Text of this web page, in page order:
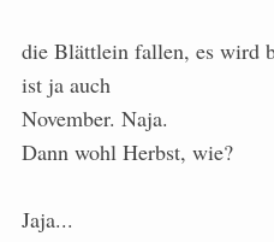
die Blättlein fallen, es wird
ist ja auch
November. Naja.
Dann wohl Herbst, wie?
Jaja...